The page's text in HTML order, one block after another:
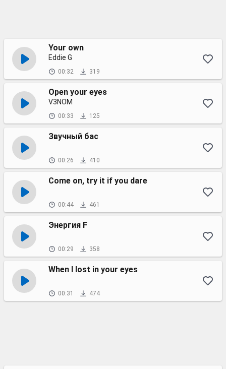
Your own
Eddie G
00:32 319
Open your eyes
V3NOM
00:33 125
Звучный бас
00:26 410
Сome on, try it if you dare
00:44 461
Энергия F
00:29 358
When I lost in your eyes
00:31 474